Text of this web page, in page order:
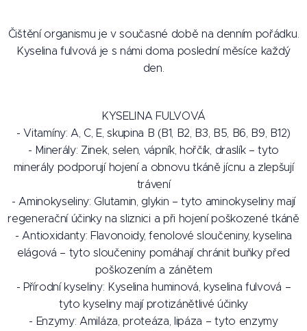
Čištění organismu je v současné době na denním pořádku.
Kyselina fulvová je s námi doma poslední měsíce každý
den.
KYSELINA FULVOVÁ
- Vitamíny: A, C, E, skupina B (B1, B2, B3, B5, B6, B9, B12)
- Minerály: Zinek, selen, vápník, hořčík, draslík – tyto
minerály podporují hojení a obnovu tkáně jícnu a zlepšují
trávení
- Aminokyseliny: Glutamin, glykin – tyto aminokyseliny mají
regenerační účinky na sliznici a při hojení poškozené tkáně
- Antioxidanty: Flavonoidy, fenolové sloučeniny, kyselina
elágová – tyto sloučeniny pomáhají chránit buňky před
poškozením a zánětem
- Přírodní kyseliny: Kyselina huminová, kyselina fulvová –
tyto kyseliny mají protizánětlivé účinky
- Enzymy: Amiláza, proteáza, lipáza – tyto enzymy